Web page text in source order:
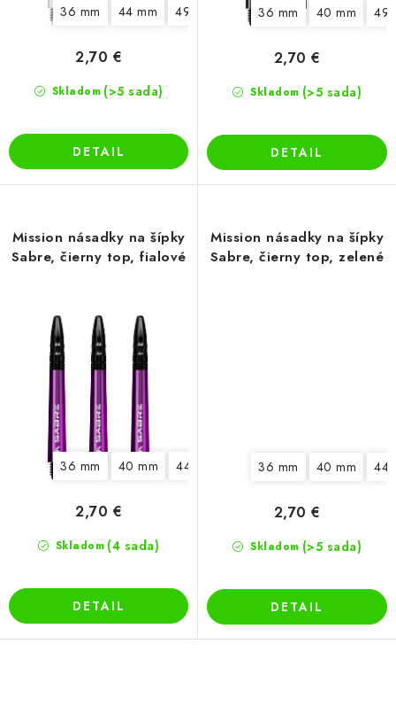
36 mm 44 mm 49 mm
Skladom (>5 sada)
2,70 €
DETAIL
36 mm 40 mm 49
Skladom (>5 sada)
2,70 €
DETAIL
Mission násadky na šípky
Sabre, čierny top, fialové
36 mm 40 mm 44 mm 49 mm
Skladom (4 sada)
2,70 €
DETAIL
Mission násadky na šípky
Sabre, čierny top, zelené
36 mm 40 mm 44
Skladom (>5 sada)
2,70 €
DETAIL